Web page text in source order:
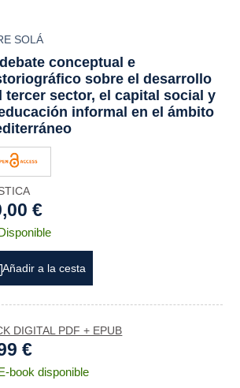
SOLÁ
conceptual e
sobre el desarrollo
tercer sector, el capital social y
informal en el ámbito
€
Añadir a la cesta
DIGITAL PDF + EPUB
€
book disponible